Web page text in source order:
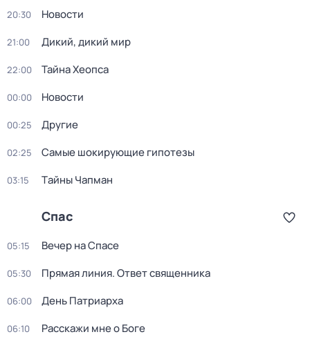
20:30 Новости
21:00 Дикий, дикий мир
22:00 Тайна Хеопса
00:00 Новости
00:25 Другие
02:25 Самые шoкиpующие гипотезы
03:15 Тaйны Чапман
Спас
05:15 Вечер на Спасе
05:30 Прямая линия. Ответ священника
06:00 День Патриарха
06:10
Расскажи мне о Боге